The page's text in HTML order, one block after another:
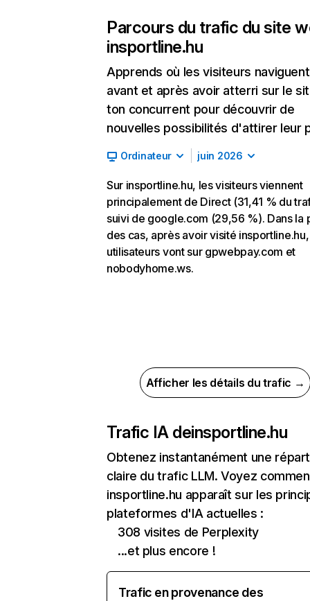
Parcours du trafic du site
insportline.hu
Apprends où les visiteurs naviguent
avant et après avoir atterri sur le
ton concurrent pour découvrir de
nouvelles possibilités d'attirer leur
Ordinateur juin 2026
Sur insportline.hu, les visiteurs viennent
principalement de Direct (31,41 % du
suivi de google.com (29,56 %). Dans la
des cas, après avoir visité
utilisateurs vont sur gpwebpay.com et
nobodyhome.ws.
Afficher les détails du trafic →
Trafic IA deinsportline.hu
Obtenez instantanément une
claire du trafic LLM. Voyez
insportline.hu apparaît sur les
plateformes d'IA actuelles :
308 visites de Perplexity
...et plus encore !
Trafic en provenance des